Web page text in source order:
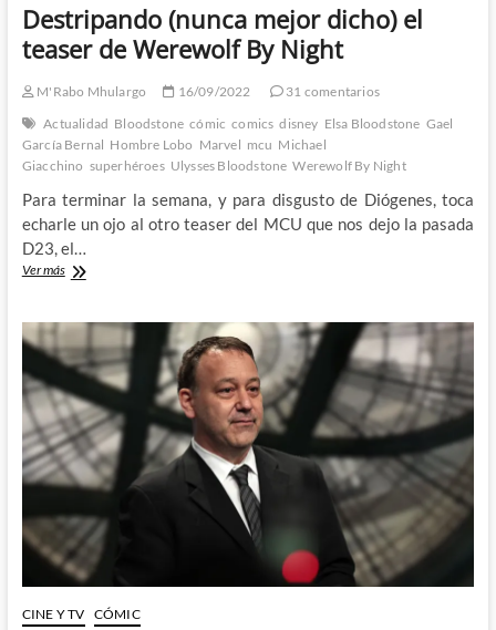
Destripando (nunca mejor dicho) el
teaser de Werewolf By Night
M'Rabo Mhulargo 16/09/2022
31 comentarios
Actualidad Bloodstone cómic comics disney Elsa Bloodstone Gael
García Bernal Hombre Lobo Marvel mcu Michael
Giacchino superhéroes Ulysses Bloodstone Werewolf By Night
Para terminar la semana, y para disgusto de Diógenes, toca
echarle un ojo al otro teaser del MCU que nos dejo la pasada
D23, el…
Ver másDestripando
dicho)
el
teaser
de
Werewolf
By
Night
CINE Y TV CÓMIC